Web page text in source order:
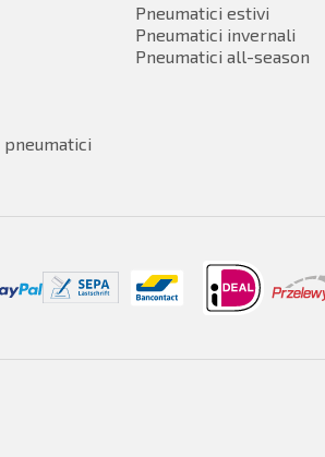
Pneumatici estivi
Pneumatici invernali
Pneumatici all-season